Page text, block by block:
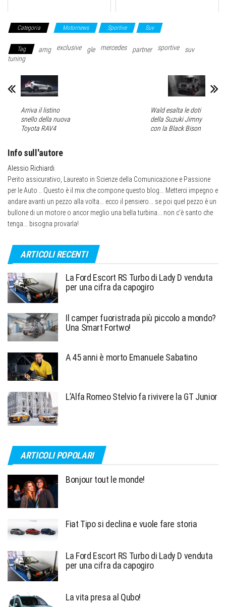
Categoria Motornews Sportive Suv
Tag amg exclusive gle mercedes partner sportive
suv
tuning
Arriva il listino
snello della nuova
Toyota RAV4
Wald esalta le doti
della Suzuki Jimny
con la Black Bison
Info sull'autore
Alessio Richiardi
Perito assicurativo, Laureato in Scienze della Comunicazione e Passione
per le Auto .. Questo è il mix che compone questo blog... Metterci impegno e
andare avanti un pezzo alla volta... ecco il pensiero... se poi quel pezzo è un
bullone di un motore o ancor meglio una bella turbina... non c’è santo che
tenga... bisogna provarla!
ARTICOLI RECENTI
La Ford Escort RS Turbo di Lady D venduta
per una cifra da capogiro
Il camper fuoristrada più piccolo a mondo?
Una Smart Fortwo!
A 45 anni è morto Emanuele Sabatino
L’Alfa Romeo Stelvio fa rivivere la GT Junior
ARTICOLI POPOLARI
Bonjour tout le monde!
Fiat Tipo si declina e vuole fare storia
La Ford Escort RS Turbo di Lady D venduta
per una cifra da capogiro
La vita presa al Qubo!